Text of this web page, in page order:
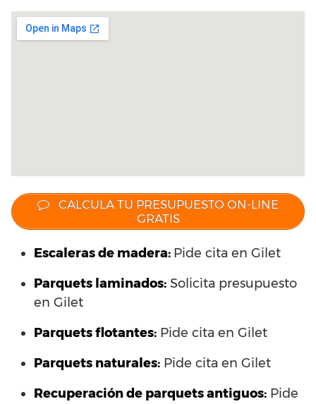
CALCULA TU PRESUPUESTO ON-LINE
GRATIS
Escaleras de madera: Pide cita en Gilet
Parquets laminados: Solicita presupuesto
en Gilet
Parquets flotantes: Pide cita en Gilet
Parquets naturales: Pide cita en Gilet
Recuperación de parquets antiguos: Pide